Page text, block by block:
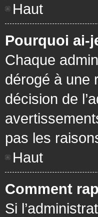
Haut
Pourquoi ai-
Chaque
dérogé à une
décision de
pas les
Haut
Comment
Si